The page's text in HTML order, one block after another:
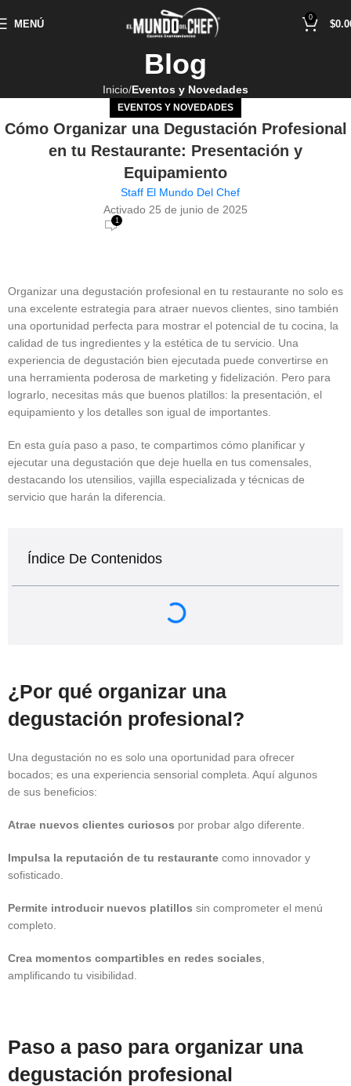
MENÚ
0
$
Blog
Inicio Eventos y Novedades
EVENTOS Y NOVEDADES
Cómo Organizar una Degustación Profesional
en tu Restaurante: Presentación y
Equipamiento
Staff El Mundo Del Chef
Activado 25 de junio de 2025
1
Organizar una degustación profesional en tu restaurante no solo es
una excelente estrategia para atraer nuevos clientes, sino también
una oportunidad perfecta para mostrar el potencial de tu cocina, la
calidad de tus ingredientes y la estética de tu servicio. Una
experiencia de degustación bien ejecutada puede convertirse en
una herramienta poderosa de marketing y fidelización. Pero para
lograrlo, necesitas más que buenos platillos: la presentación, el
equipamiento y los detalles son igual de importantes.
En esta guía paso a paso, te compartimos cómo planificar y
ejecutar una degustación que deje huella en tus comensales,
destacando los utensilios, vajilla especializada y técnicas de
servicio que harán la diferencia.
Índice De Contenidos
¿Por qué organizar una
degustación profesional?
Una degustación no es solo una oportunidad para ofrecer
bocados; es una experiencia sensorial completa. Aquí algunos
de sus beneficios:
Atrae nuevos clientes curiosos por probar algo diferente.
Impulsa la reputación de tu restaurante como innovador y
sofisticado.
Permite introducir nuevos platillos sin comprometer el menú
completo.
Crea momentos compartibles en redes sociales,
amplificando tu visibilidad.
Paso a paso para organizar una
degustación profesional